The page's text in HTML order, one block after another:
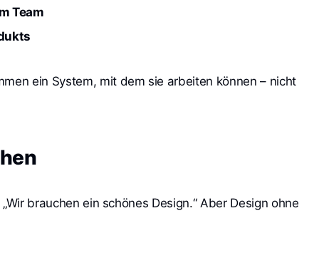
Team
ein System, mit dem sie arbeiten können – nicht
brauchen ein schönes Design.“ Aber Design ohne